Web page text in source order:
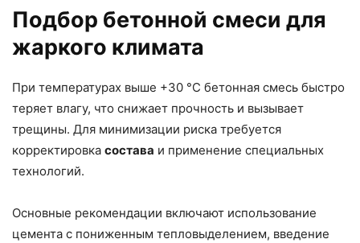
Подбор бетонной смеси для
жаркого климата
При температурах выше +30 °C бетонная смесь быстро
теряет влагу, что снижает прочность и вызывает
трещины. Для минимизации риска требуется
корректировка состава и применение специальных
технологий.
Основные рекомендации включают использование
цемента с пониженным тепловыделением, введение